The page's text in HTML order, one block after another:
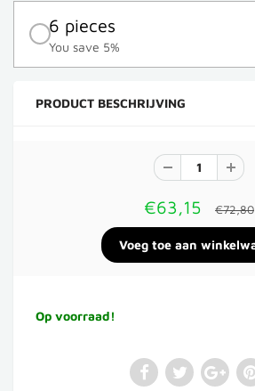
6 pieces
You save 5%
PRODUCT BESCHRIJVING
€63,15 €72,80
Op voorraad!